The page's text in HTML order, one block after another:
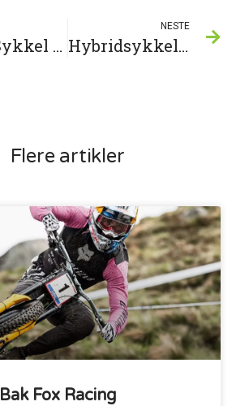
Billig Sykkel – kjøp og vedlikehold
NESTE
Hybridsykkel for pendling: Kom deg rundt enkelt og miljøvennlig
Flere artikler
Fox Racing